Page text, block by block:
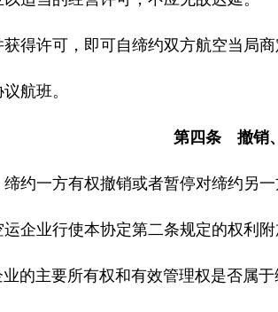
许可，即可自缔约双方航空当局商
航班。
第四条 撤销
一方有权撤销或者暂停对缔约另一
业行使本协定第二条规定的权利附
主要所有权和有效管理权是否属于